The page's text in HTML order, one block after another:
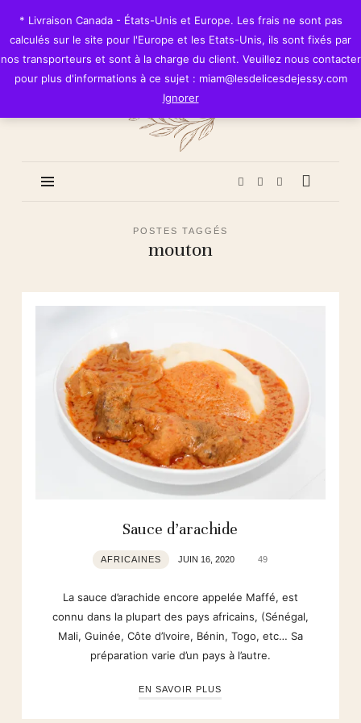
Les
Délices
de
Jessy
POSTES TAGGÉS
mouton
Sauce d’arachide
AFRICAINES JUIN 16, 2020 49
La sauce d’arachide encore appelée Maffé, est
connu dans la plupart des pays africains, (Sénégal,
Mali, Guinée, Côte d’Ivoire, Bénin, Togo, etc… Sa
préparation varie d’un pays à l’autre.
EN SAVOIR PLUS
* Livraison Canada - États-Unis et Europe. Les frais ne sont pas
calculés sur le site pour l'Europe et les Etats-Unis, ils sont fixés par
nos transporteurs et sont à la charge du client. Veuillez nous contacter
pour plus d'informations à ce sujet : miam@lesdelicesdejessy.com
Ignorer